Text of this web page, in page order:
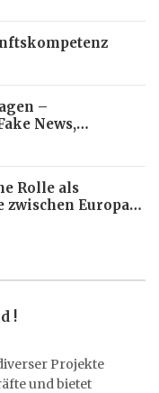
–
News,
dpa-Akademie
Rolle als
Europa
!
Projekte
und bietet